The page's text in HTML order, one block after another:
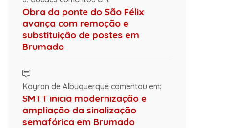
Obra da ponte do São Félix
avança com remoção e
substituição de postes em
Brumado
Kayran de Albuquerque comentou em:
SMTT inicia modernização e
ampliação da sinalização
semafórica em Brumado